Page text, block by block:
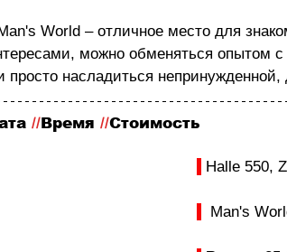
World – отличное место для
можно обменяться опытом
просто насладиться
// Время //Стоимость
Halle 550,
Man's